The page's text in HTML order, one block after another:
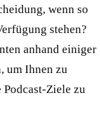
wenn so
stehen?
anhand einiger
um Ihnen zu
Ziele zu